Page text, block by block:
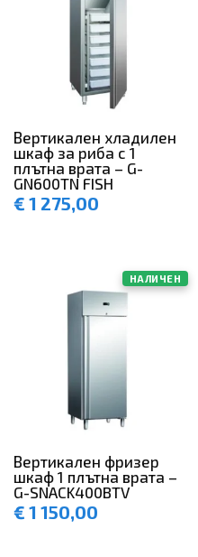
Вертикален хладилен
шкаф за риба с 1
плътна врата – G-
GN600TN FISH
€ 1 275,00
НАЛИЧЕН
Вертикален фризер
шкаф 1 плътна врата –
G-SNACK400BTV
€ 1 150,00